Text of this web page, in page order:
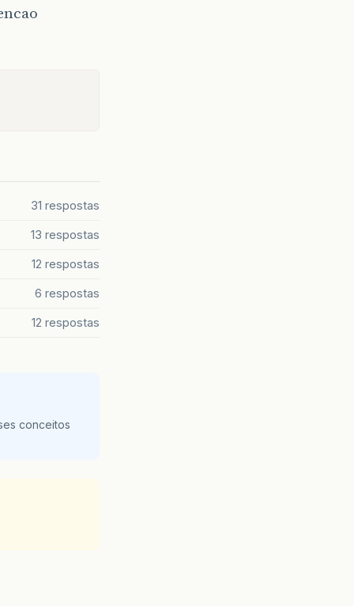
31 respostas
13 respostas
12 respostas
6 respostas
12 respostas
conceitos